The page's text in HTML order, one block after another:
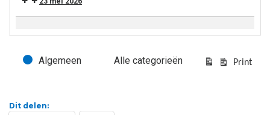
Blauwe Helden huldiging
Evenementcategorieën
Algemeen Alle categorieën Print
Dit delen: